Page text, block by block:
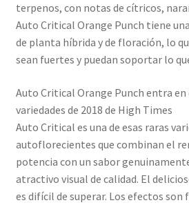
terpenos, con notas de cítricos,
Auto Critical Orange Punch tiene
de planta híbrida y de floración, lo
sean fuertes y puedan soportar lo
Auto Critical Orange Punch entra en
variedades de 2018 de High Times
Auto Critical es una de esas raras
autoflorecientes que combinan el
potencia con un sabor
atractivo visual de calidad. El
es difícil de superar. Los efectos